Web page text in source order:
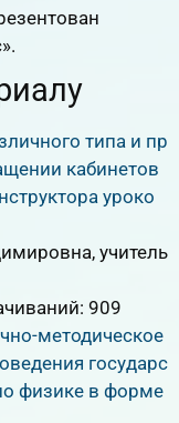
типа и пр
кабинетов
уроко
учитель
909
методическое
государс
физике в форме